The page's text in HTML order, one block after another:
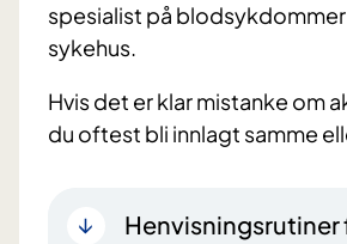
spesialist på
sykehus.
Hvis det er klar mistanke om
du oftest bli innlagt samme
Henvisningsrutiner